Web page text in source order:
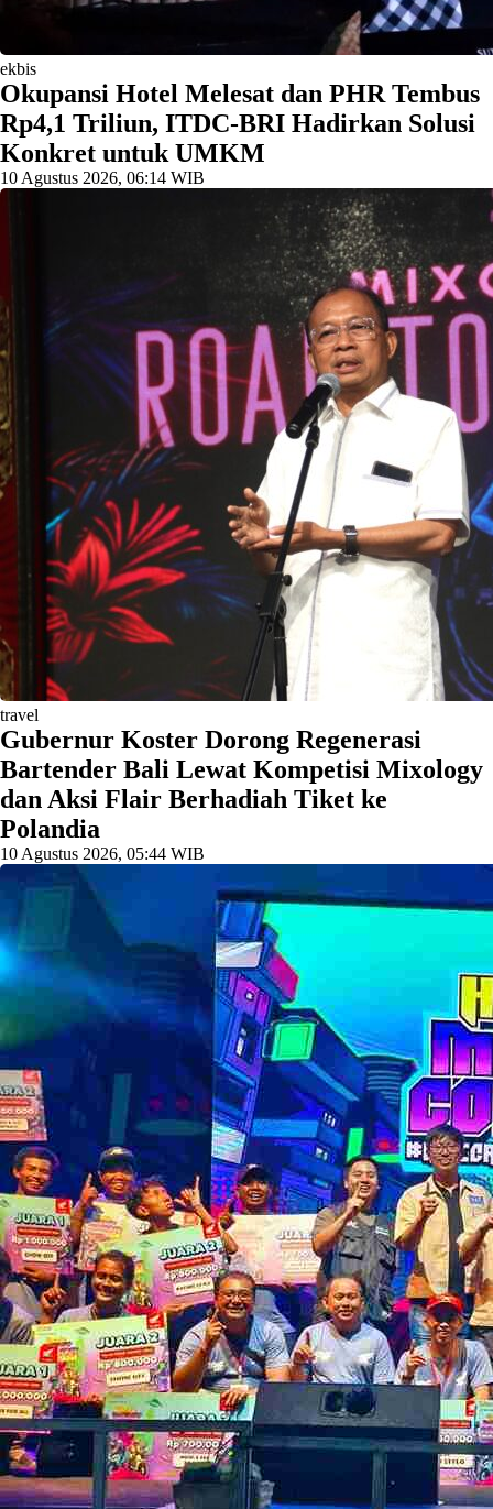
ekbis
Okupansi Hotel Melesat dan PHR Tembus
Rp4,1 Triliun, ITDC-BRI Hadirkan Solusi
Konkret untuk UMKM
10 Agustus 2026, 06:14 WIB
travel
Gubernur Koster Dorong Regenerasi
Bartender Bali Lewat Kompetisi Mixology
dan Aksi Flair Berhadiah Tiket ke
Polandia
10 Agustus 2026, 05:44 WIB